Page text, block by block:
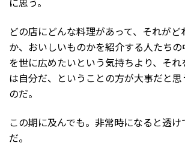
どの店にどんな料理があって、それが
か、おいしいものかを紹介する人たち
を世に広めたいという気持ちより、そ
は自分だ、ということの方が大事だと
のだ。
この期に及んでも。非常時になると透
だ。